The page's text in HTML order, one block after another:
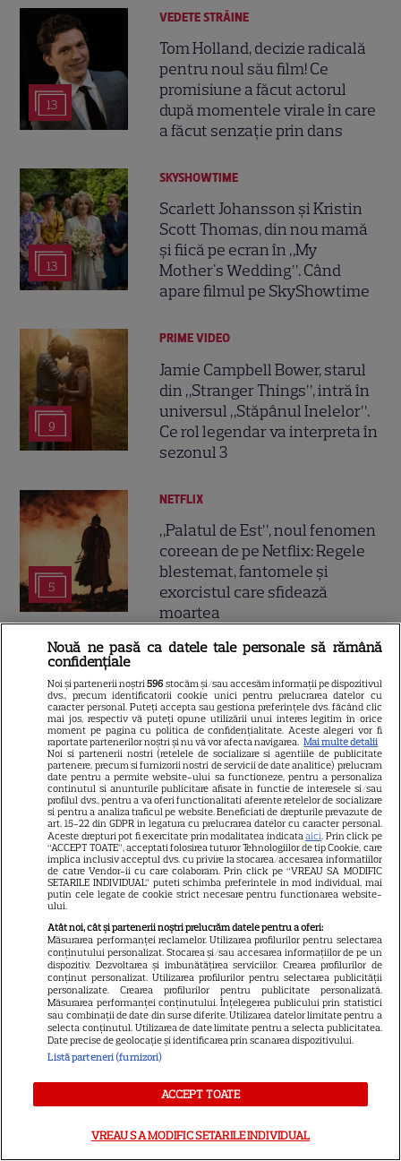
13
VEDETE STRĂINE
Tom Holland, decizie radicală
pentru noul său film! Ce
promisiune a făcut actorul
după momentele virale în care
a făcut senzație prin dans
13
SKYSHOWTIME
Scarlett Johansson și Kristin
Scott Thomas, din nou mamă
și fiică pe ecran în „My
Mother's Wedding”. Când
apare filmul pe SkyShowtime
9
PRIME VIDEO
Jamie Campbell Bower, starul
din „Stranger Things”, intră în
universul „Stăpânul Inelelor”.
Ce rol legendar va interpreta în
sezonul 3
5
NETFLIX
„Palatul de Est”, noul fenomen
coreean de pe Netflix: Regele
blestemat, fantomele și
exorcistul care sfidează
moartea
Când „Fălci” se întâlnește cu
„Coborâre întunecată”:
Producția claustrofobă de pe
Prime Video ce nu trebuie
ratată
18
DISNEY PLUS
Ce vedem pe streaming între
27 iulie și 2 august 2026:
Diavolul se îmbracă de la Prada
Netflix
NETFLIX
Josh Hartnett revine pe Netflix
în thrillerul „Below”! Noutăți
majore despre premiile Emmy
Nouă ne pasă ca datele tale personale să rămână
confidențiale
Noi și partenerii noștri596 stocăm și/sau accesăm informații pe dispozitivul
dvs., precum identificatorii cookie unici pentru prelucrarea datelor cu
caracter personal. Puteți accepta sau gestiona preferințele dvs. făcând clic
mai jos, respectiv vă puteți opune utilizării unui interes legitim în orice
moment pe pagina cu politica de confidențialitate. Aceste alegeri vor fi
raportate partenerilor noștri și nu vă vor afecta navigarea. Mai multe detalii
Noi si partenerii nostri (retelele de socializare si agentiile de publicitate
partenere, precum si furnizorii nostri de servicii de date analitice) prelucram
date pentru a permite website-ului sa functioneze, pentru a personaliza
continutul si anunturile publicitare afisate in functie de interesele si/sau
profilul dvs., pentru a va oferi functionalitati aferente retelelor de socializare
si pentru a analiza traficul pe website. Beneficiati de drepturile prevazute de
art. 15-22 din GDPR in legatura cu prelucrarea datelor cu caracter personal.
Aceste drepturi pot fi exercitate prin modalitatea indicataaici. Prin click pe
“ACCEPT TOATE”, acceptati folosirea tuturor Tehnologiilor de tip Cookie, care
implica inclusiv acceptul dvs. cu privire la stocarea/accesarea informatiilor
de catre Vendor-ii cu care colaboram. Prin click pe “VREAU SA MODIFIC
SETARILE INDIVIDUAL” puteti schimba preferintele in mod individual, mai
putin cele legate de cookie strict necesare pentru functionarea website-
ului.
Atât noi, cât și partenerii noștri prelucrăm datele pentru a oferi:
Măsurarea performanței reclamelor. Utilizarea profilurilor pentru selectarea
conținutului personalizat. Stocarea și/sau accesarea informațiilor de pe un
dispozitiv. Dezvoltarea și îmbunătățirea serviciilor. Crearea profilurilor de
conținut personalizat. Utilizarea profilurilor pentru selectarea publicității
personalizate. Crearea profilurilor pentru publicitate personalizată.
Măsurarea performanței conținutului. Înțelegerea publicului prin statistici
sau combinații de date din surse diferite. Utilizarea datelor limitate pentru a
selecta conținutul. Utilizarea de date limitate pentru a selecta publicitatea.
Date precise de geolocație și identificarea prin scanarea dispozitivului.
Listă parteneri (furnizori)
ACCEPT TOATE
VREAU SA MODIFIC SETARILE INDIVIDUAL